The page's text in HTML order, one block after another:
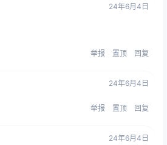
24年6月4日
举报 置顶 回复
24年6月4日
举报 置顶 回复
24年6月4日